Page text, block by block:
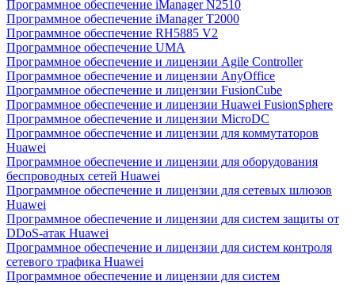
Программное обеспечение iManager N2510
Программное обеспечение iManager T2000
Программное обеспечение RH5885 V2
Программное обеспечение UMA
Программное обеспечение и лицензии Agile Controller
Программное обеспечение и лицензии AnyOffice
Программное обеспечение и лицензии FusionCube
Программное обеспечение и лицензии Huawei FusionSphere
Программное обеспечение и лицензии MicroDC
Программное обеспечение и лицензии для коммутаторов
Huawei
Программное обеспечение и лицензии для оборудования
беспроводных сетей Huawei
Программное обеспечение и лицензии для сетевых шлюзов
Huawei
Программное обеспечение и лицензии для систем защиты от
DDoS-атак Huawei
Программное обеспечение и лицензии для систем контроля
сетевого трафика Huawei
Программное обеспечение и лицензии для систем